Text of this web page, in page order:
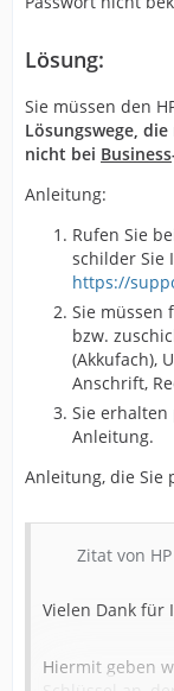
Lösung:
Sie müssen den
Lösungswege,
nicht bei Business
Anleitung:
Rufen Sie
schilder Sie
https://
Sie müssen
bzw.
(Akkufach),
Anschrift,
Sie erhalten
Anleitung.
Anleitung, die Sie
Zitat von
Vielen Dank für
Hiermit geben